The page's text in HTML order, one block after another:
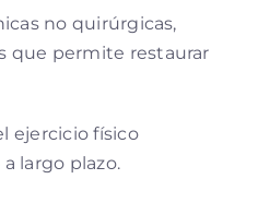
no quirúrgicas,
que permite restaurar
ejercicio físico
largo plazo.